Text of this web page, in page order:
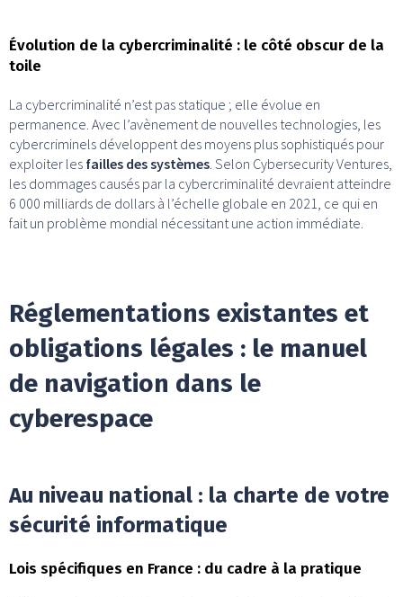
Évolution de la cybercriminalité : le côté obscur de la
toile
La cybercriminalité n’est pas statique ; elle évolue en
permanence. Avec l’avènement de nouvelles technologies, les
cybercriminels développent des moyens plus sophistiqués pour
exploiter les failles des systèmes. Selon Cybersecurity Ventures,
les dommages causés par la cybercriminalité devraient atteindre
6 000 milliards de dollars à l’échelle globale en 2021, ce qui en
fait un problème mondial nécessitant une action immédiate.
Réglementations existantes et
obligations légales : le manuel
de navigation dans le
cyberespace
Au niveau national : la charte de votre
sécurité informatique
Lois spécifiques en France : du cadre à la pratique